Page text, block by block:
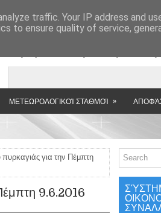
ΜΕΤΕΩΡΟΛΟΓΙΚΟΊ ΣΤΑΘΜΟΊ »
για την Πέμπτη
9.6.2016
traffic. Your IP address and
to ensure quality of service,